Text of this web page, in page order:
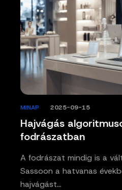
Hajvágás
fodrászatban
MINAP 2025-09-15
A fodrászat mindig is a
Sassoon a hatvanas
hajvágást…